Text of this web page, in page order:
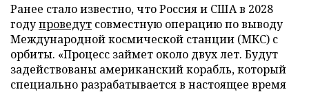
Ранее стало известно, что Россия и США в 2028
годупроведут совместную операцию по выводу
Международной космической станции (МКС) с
орбиты. «Процесс займет около двух лет. Будут
задействованы американский корабль, который
специально разрабатывается в настоящее время